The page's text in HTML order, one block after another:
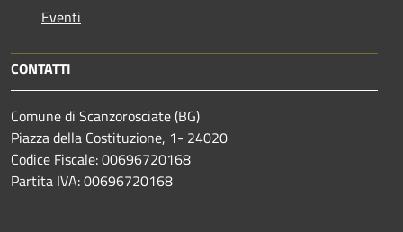
Eventi
CONTATTI
Comune di Scanzorosciate (BG)
Piazza della Costituzione, 1- 24020
Codice Fiscale: 00696720168
Partita IVA: 00696720168